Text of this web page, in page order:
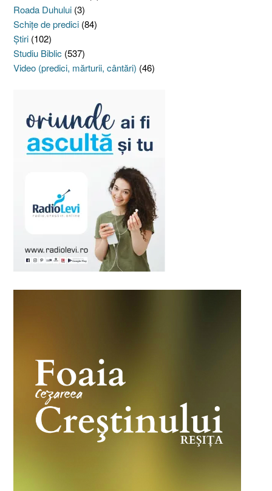
Roada Duhului (3)
Schiţe de predici (84)
Ştiri (102)
Studiu Biblic (537)
Video (predici, mărturii, cântări) (46)